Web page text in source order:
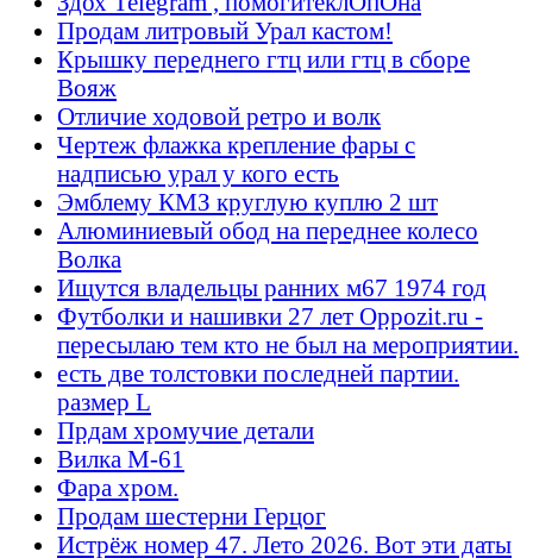
Продам литровый Урал кастом!
Крышку переднего гтц или гтц в сборе
Вояж
Отличие ходовой ретро и волк
Чертеж флажка крепление фары с
надписью урал у кого есть
Эмблему КМЗ круглую куплю 2 шт
Алюминиевый обод на переднее колесо
Волка
Ищутся владельцы ранних м67 1974 год
Футболки и нашивки 27 лет Oppozit.ru -
пересылаю тем кто не был на мероприятии.
есть две толстовки последней партии.
размер L
Прдам хромучие детали
Вилка М-61
Фара хром.
Продам шестерни Герцог
Истрёж номер 47. Лето 2026. Вот эти даты